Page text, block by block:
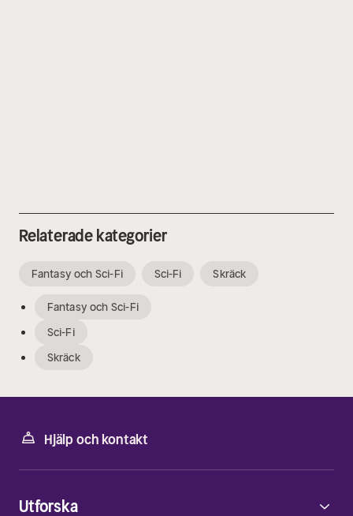
Relaterade kategorier
Fantasy och Sci-Fi Sci-Fi Skräck
Fantasy och Sci-Fi
Sci-Fi
Skräck
Hjälp och kontakt
Utforska